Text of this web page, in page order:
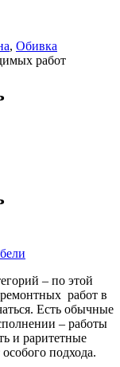
, Обивка
работ
– по этой
работ в
Есть обычные
– работы
и раритетные
подхода.